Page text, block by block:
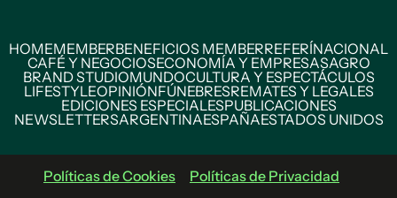
HOMEMEMBERBENEFICIOS MEMBERREFERÍNACIONAL
CAFÉ Y NEGOCIOSECONOMÍA Y EMPRESASAGRO
BRAND STUDIOMUNDOCULTURA Y ESPECTÁCULOS
LIFESTYLEOPINIÓNFÚNEBRESREMATES Y LEGALES
EDICIONES ESPECIALESPUBLICACIONES
NEWSLETTERSARGENTINAESPAÑAESTADOS UNIDOS
Políticas de Cookies
Políticas de Privacidad